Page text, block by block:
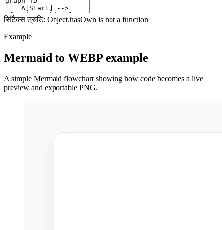
सिंटैक्स त्रुटि: Object.hasOwn is not a function
Example
Mermaid to WEBP example
A simple Mermaid flowchart showing how code becomes a live
preview and exportable PNG.